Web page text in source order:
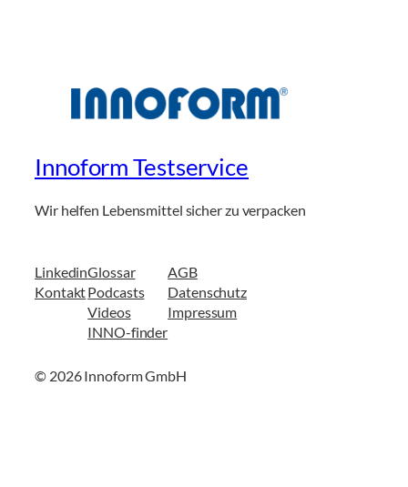
Innoform Testservice
Wir helfen Lebensmittel sicher zu verpacken
Linkedin
Kontakt
Glossar
Podcasts
Videos
INNO-finder
AGB
Datenschutz
Impressum
© 2026 Innoform GmbH